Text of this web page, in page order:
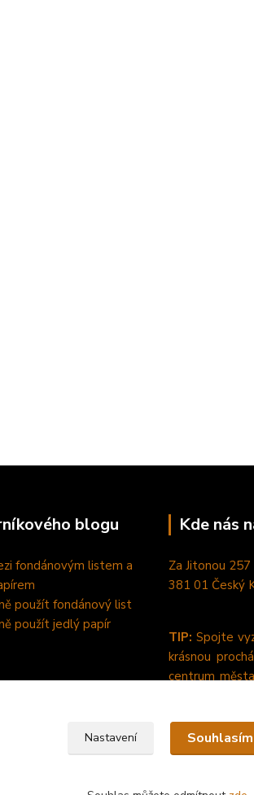
blogu
fondánovým listem a
použít fondánový list
použít jedlý papír
Kde nás
Za Jitonou 257
381 01 Český
TIP: Spojte
krásnou
centrum
Nastavení Souhlasím